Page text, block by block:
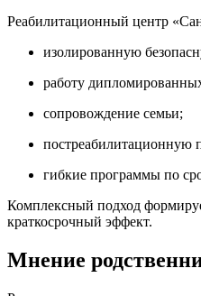
Реабилитационный центр
изолированную
работу
сопровождение семьи;
постреабилитационную
гибкие программы по
Комплексный подход
краткосрочный эффект.
Мнение